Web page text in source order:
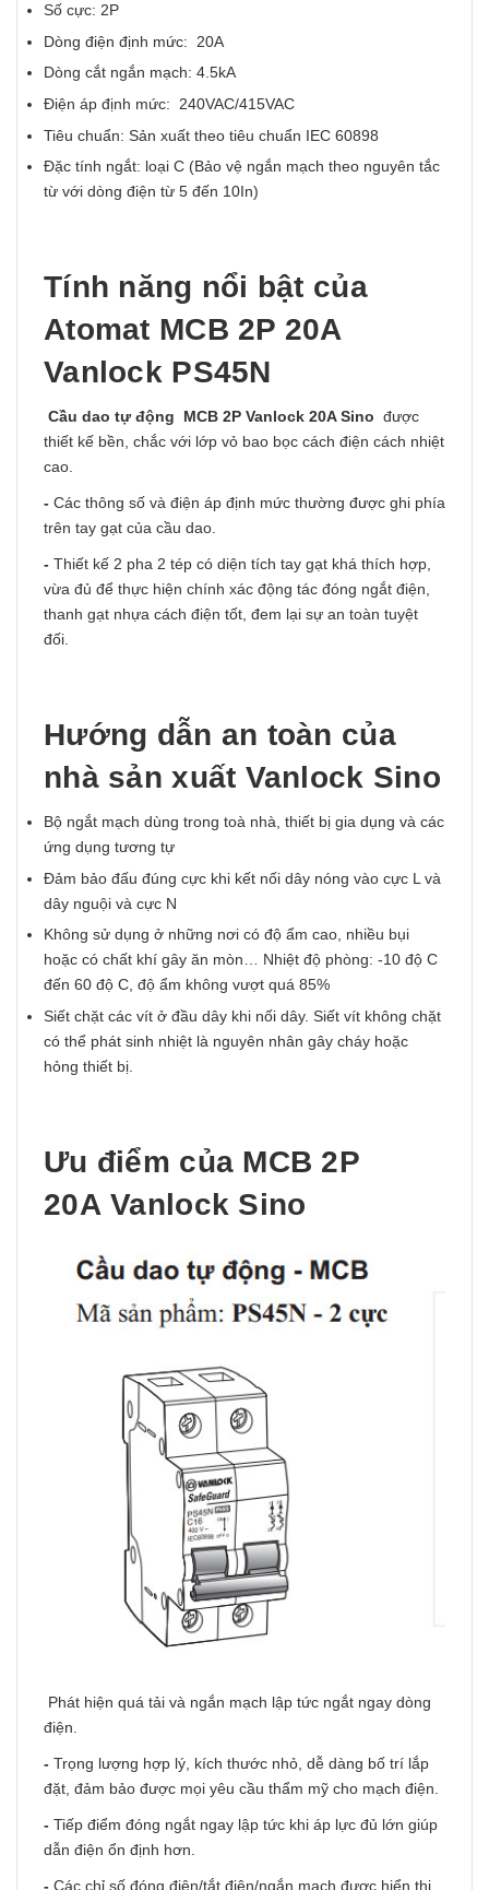
Số cực: 2P
Dòng điện định mức: 20A
Dòng cắt ngắn mạch: 4.5kA
Điện áp định mức: 240VAC/415VAC
Tiêu chuẩn: Sản xuất theo tiêu chuẩn IEC 60898
Đặc tính ngắt: loại C (Bảo vệ ngắn mạch theo nguyên tắc
từ với dòng điện từ 5 đến 10In)
Tính năng nổi bật của
Atomat MCB 2P 20A
Vanlock PS45N
Cầu dao tự động MCB 2P Vanlock 20A Sino được
thiết kế bền, chắc với lớp vỏ bao bọc cách điện cách nhiệt
cao.
- Các thông số và điện áp định mức thường được ghi phía
trên tay gạt của cầu dao.
- Thiết kế 2 pha 2 tép có diện tích tay gạt khá thích hợp,
vừa đủ để thực hiện chính xác động tác đóng ngắt điện,
thanh gạt nhựa cách điện tốt, đem lại sự an toàn tuyệt
đối.
Hướng dẫn an toàn của
nhà sản xuất Vanlock Sino
Bộ ngắt mạch dùng trong toà nhà, thiết bị gia dụng và các
ứng dụng tương tự
Đảm bảo đấu đúng cực khi kết nối dây nóng vào cực L và
dây nguội và cực N
Không sử dụng ở những nơi có độ ẩm cao, nhiều bụi
hoặc có chất khí gây ăn mòn… Nhiệt độ phòng: -10 độ C
đến 60 độ C, độ ẩm không vượt quá 85%
Siết chặt các vít ở đầu dây khi nối dây. Siết vít không chặt
có thể phát sinh nhiệt là nguyên nhân gây cháy hoặc
hỏng thiết bị.
Ưu điểm của MCB 2P
20A Vanlock Sino
Phát hiện quá tải và ngắn mạch lập tức ngắt ngay dòng
điện.
- Trọng lượng hợp lý, kích thước nhỏ, dễ dàng bố trí lắp
đặt, đảm bảo được mọi yêu cầu thẩm mỹ cho mạch điện.
- Tiếp điểm đóng ngắt ngay lập tức khi áp lực đủ lớn giúp
dẫn điện ổn định hơn.
- Các chỉ số đóng điện/tắt điện/ngắn mạch được hiển thị